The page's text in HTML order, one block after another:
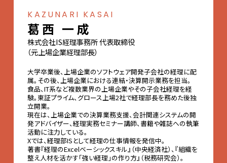
KAZUNARI KASAI
葛西 一成
株式会社IS経理事務所 代表取締役
（元上場企業経理部長）
大学卒業後、上場企業のソフトウェア開発子会社の経理に配
属。その後、上場企業における連結・決算開示業務を担当。
食品、IT系など複数業界の上場企業やその子会社経理を経
験。東証プライム、グロース上場2社で経理部長を務めた後独
立開業。
現在は、上場企業での決算業務支援、会計関連システムの開
発アドバイザー、経理実務セミナー講師、書籍や雑誌への執筆
活動に注力している。
Xでは、経理部ISとして経理の仕事情報を発信中。
著書『経理のExcelベーシックスキル』（中央経済社）、『組織を
整え人材を活かす「強い経理」の作り方』（税務研究会）。